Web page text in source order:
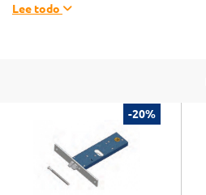
Lee todo
-20%